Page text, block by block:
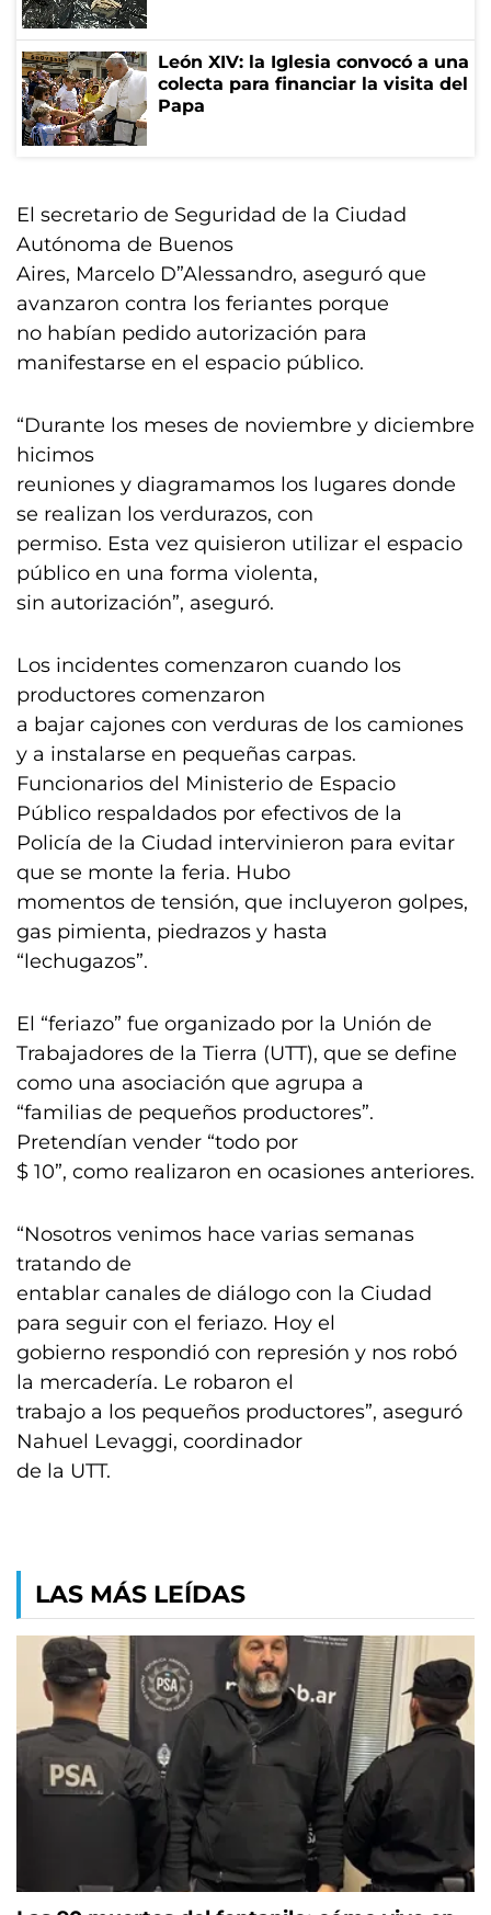
León XIV: la Iglesia convocó a una
colecta para financiar la visita del
Papa
El secretario de Seguridad de la Ciudad
Autónoma de Buenos
Aires, Marcelo D”Alessandro, aseguró que
avanzaron contra los feriantes porque
no habían pedido autorización para
manifestarse en el espacio público.
“Durante los meses de noviembre y diciembre
hicimos
reuniones y diagramamos los lugares donde
se realizan los verdurazos, con
permiso. Esta vez quisieron utilizar el espacio
público en una forma violenta,
sin autorización”, aseguró.
Los incidentes comenzaron cuando los
productores comenzaron
a bajar cajones con verduras de los camiones
y a instalarse en pequeñas carpas.
Funcionarios del Ministerio de Espacio
Público respaldados por efectivos de la
Policía de la Ciudad intervinieron para evitar
que se monte la feria. Hubo
momentos de tensión, que incluyeron golpes,
gas pimienta, piedrazos y hasta
“lechugazos”.
El “feriazo” fue organizado por la Unión de
Trabajadores de la Tierra (UTT), que se define
como una asociación que agrupa a
“familias de pequeños productores”.
Pretendían vender “todo por
$ 10”, como realizaron en ocasiones anteriores.
“Nosotros venimos hace varias semanas
tratando de
entablar canales de diálogo con la Ciudad
para seguir con el feriazo. Hoy el
gobierno respondió con represión y nos robó
la mercadería. Le robaron el
trabajo a los pequeños productores”, aseguró
Nahuel Levaggi, coordinador
de la UTT.
LAS MÁS LEÍDAS